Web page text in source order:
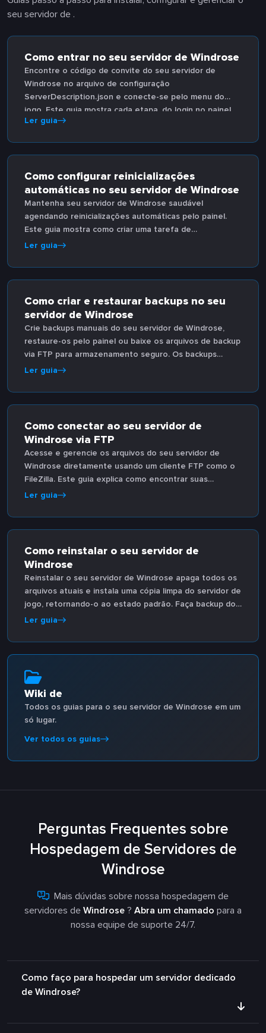
seu servidor de .
Como entrar no seu servidor de Windrose
Encontre o código de convite do seu servidor de
Windrose no arquivo de configuração
ServerDescription.json e conecte-se pelo menu do
jogo. Este guia mostra cada etapa, do login no painel
até entrar no servidor.
Ler guia
Como configurar reinicializações
automáticas no seu servidor de Windrose
Mantenha seu servidor de Windrose saudável
agendando reinicializações automáticas pelo painel.
Este guia mostra como criar uma tarefa de
reinicialização agendada, definir o horário e a
Ler guia
Como criar e restaurar backups no seu
servidor de Windrose
Crie backups manuais do seu servidor de Windrose,
restaure-os pelo painel ou baixe os arquivos de backup
via FTP para armazenamento seguro. Os backups
noturnos automáticos são executados às 2h45.
Ler guia
Como conectar ao seu servidor de
Windrose via FTP
Acesse e gerencie os arquivos do seu servidor de
Windrose diretamente usando um cliente FTP como o
FileZilla. Este guia explica como encontrar suas
credenciais FTP no painel e como configurar a
Ler guia
Como reinstalar o seu servidor de
Windrose
Reinstalar o seu servidor de Windrose apaga todos os
arquivos atuais e instala uma cópia limpa do servidor de
jogo, retornando-o ao estado padrão. Faça backup dos
arquivos que precisar antes de começar.
Ler guia
Wiki de
Todos os guias para o seu servidor de Windrose em um
só lugar.
Ver todos os guias
Perguntas Frequentes sobre
Hospedagem de Servidores de
Windrose
Mais dúvidas sobre nossa hospedagem de
servidores de Windrose ? Abra um chamado para a
nossa equipe de suporte 24/7.
Como faço para hospedar um servidor dedicado
de Windrose?